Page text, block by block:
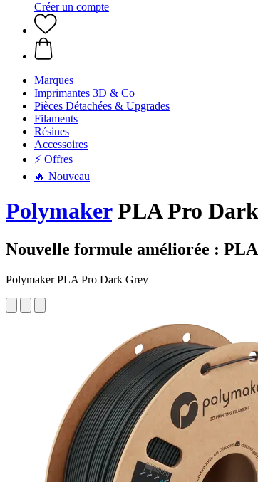
Créer un compte
Marques
Imprimantes 3D & Co
Pièces Détachées & Upgrades
Filaments
Résines
Accessoires
⚡ Offres
🔥 Nouveau
PolymakerPLA Pro Dark
Nouvelle formule améliorée :
Polymaker PLA Pro Dark Grey